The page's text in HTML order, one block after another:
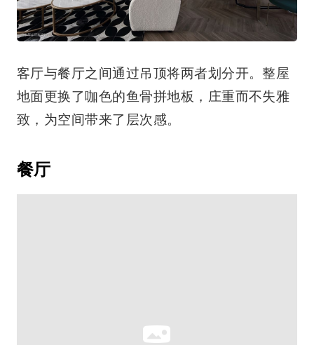
客厅与餐厅之间通过吊顶将两者划分开。整屋
地面更换了咖色的鱼骨拼地板，庄重而不失雅
致，为空间带来了层次感。
餐厅